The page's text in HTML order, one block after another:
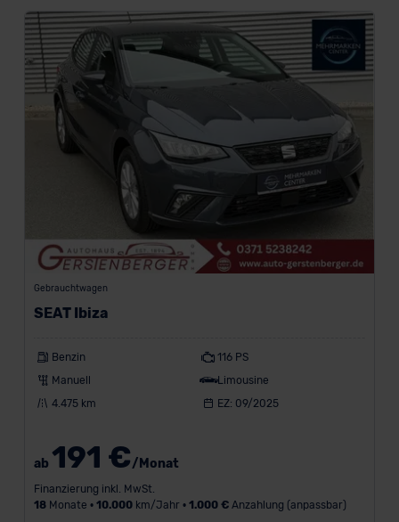
Gebrauchtwagen
SEAT Ibiza
Benzin
116 PS
Manuell
Limousine
4.475 km
EZ: 09/2025
ab 191 €/Monat
Finanzierung inkl. MwSt.
18Monate • 10.000km/Jahr • 1.000 €Anzahlung (anpassbar)